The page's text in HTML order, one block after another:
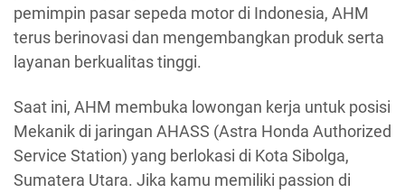
pemimpin pasar sepeda motor di Indonesia, AHM
terus berinovasi dan mengembangkan produk serta
layanan berkualitas tinggi.
Saat ini, AHM membuka lowongan kerja untuk posisi
Mekanik di jaringan AHASS (Astra Honda Authorized
Service Station) yang berlokasi di Kota Sibolga,
Sumatera Utara. Jika kamu memiliki passion di